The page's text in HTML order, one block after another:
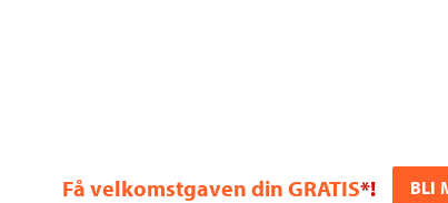
Få velkomstgaven din GRATIS*! BLI